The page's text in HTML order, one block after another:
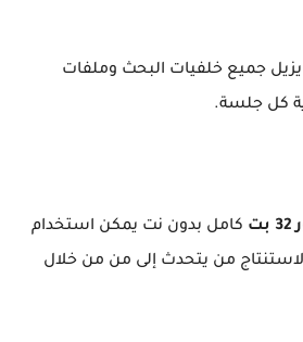
يزيل جميع خلفيات البحث وملفات
كل جلسة.
كامل بدون نت يمكن استخدام
لاستنتاج من يتحدث إلى من من خلال